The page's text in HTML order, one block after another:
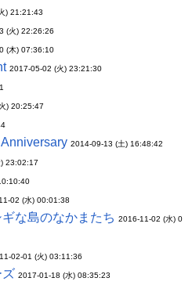
) 21:21:43
(火) 22:26:26
(木) 07:36:10
2017-05-02 (火) 23:21:30
) 20:25:47
2014-09-13 (土) 16:48:42
23:02:17
02 (水) 00:01:38
な島のなかまたち 2016-11-02 (水) 0
02-01 (火) 03:11:36
ズ 2017-01-18 (水) 08:35:23